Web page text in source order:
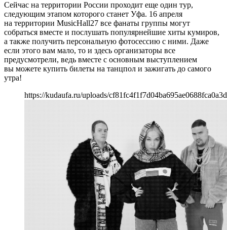
Сейчас на территории России проходит еще один тур,
следующим этапом которого станет Уфа. 16 апреля
на территории MusicHall27 все фанаты группы могут
собраться вместе и послушать популярнейшие хиты кумиров,
а также получить персональную фотосессию с ними. Даже
если этого вам мало, то и здесь организаторы все
предусмотрели, ведь вместе с основным выступлением
вы можете купить билеты на танцпол и зажигать до самого
утра!
https://kudaufa.ru/uploads/